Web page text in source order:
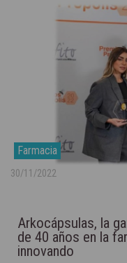
Farmacia
30/11/2022
Arkocápsulas, la
de 40 años en la
innovando